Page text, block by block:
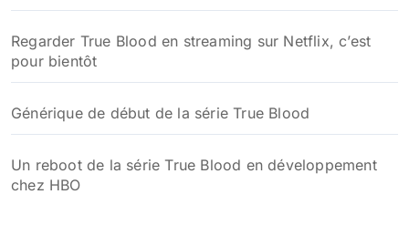
Regarder True Blood en streaming sur Netflix, c’est
pour bientôt
Générique de début de la série True Blood
Un reboot de la série True Blood en développement
chez HBO